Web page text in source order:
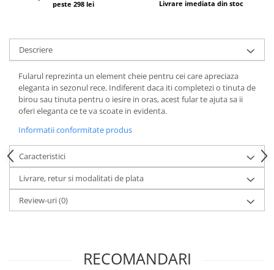
peste 298 lei
Livrare imediata din stoc
Descriere
Fularul reprezinta un element cheie pentru cei care apreciaza
eleganta in sezonul rece. Indiferent daca iti completezi o tinuta de
birou sau tinuta pentru o iesire in oras, acest fular te ajuta sa ii
oferi eleganta ce te va scoate in evidenta.
Informatii conformitate produs
Caracteristici
Livrare, retur si modalitati de plata
Review-uri(0)
RECOMANDARI